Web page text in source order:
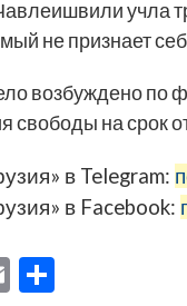
учла
не признает
возбуждено по
свободы на срок
в Telegram:
в Facebook:
E